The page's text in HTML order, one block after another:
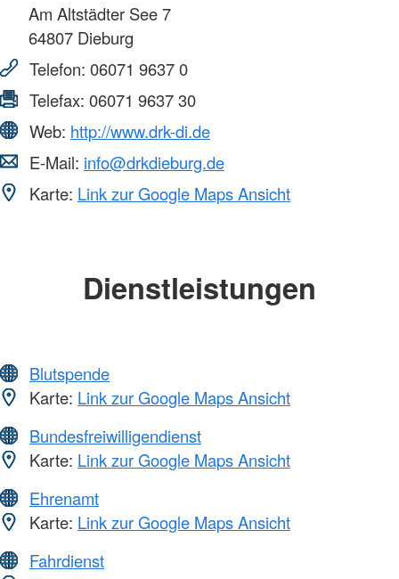
Am Altstädter See 7
64807 Dieburg
Telefon: 06071 9637 0
Telefax: 06071 9637 30
Web: http://www.drk-di.de
E-Mail: info@drkdieburg.de
Karte: Link zur Google Maps Ansicht
Dienstleistungen
Blutspende
Karte: Link zur Google Maps Ansicht
Bundesfreiwilligendienst
Karte: Link zur Google Maps Ansicht
Ehrenamt
Karte: Link zur Google Maps Ansicht
Fahrdienst